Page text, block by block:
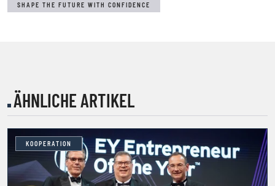
SHAPE THE FUTURE WITH CONFIDENCE
ÄHNLICHE ARTIKEL
KOOPERATION